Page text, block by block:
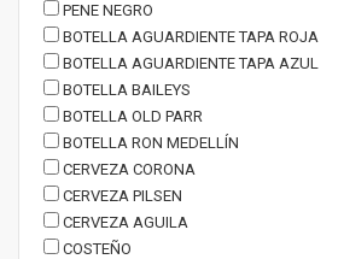
PENE NEGRO
BOTELLA AGUARDIENTE TAPA ROJA
BOTELLA AGUARDIENTE TAPA AZUL
BOTELLA BAILEYS
BOTELLA OLD PARR
BOTELLA RON MEDELLÍN
CERVEZA CORONA
CERVEZA PILSEN
CERVEZA AGUILA
COSTEÑO